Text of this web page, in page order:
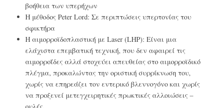
βοήθεια των υπερήχων
Η μέθοδος Peter Lord: Σε περιπτώσεις υπερτονίας του
σφικτήρα
Η αιμορροϊδοπλαστική με Laser (LHP): Είναι μια
ελάχιστα επεμβατική τεχνική, που δεν αφαιρεί τις
αιμορροΐδες αλλά στοχεύει απευθείας στο αιμορροϊδικό
πλέγμα, προκαλώντας την οριστική συρρίκνωση του,
χωρίς να επηρεάζει τον εντερικό βλεννογόνο και χωρίς
να προξενεί μετεγχειρητικές πρωκτικές αλλοιώσεις –